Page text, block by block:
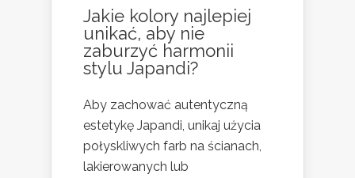
Jakie kolory najlepiej
unikać, aby nie
zaburzyć harmonii
stylu Japandi?
Aby zachować autentyczną
estetykę Japandi, unikaj użycia
połyskliwych farb na ścianach,
lakierowanych lub